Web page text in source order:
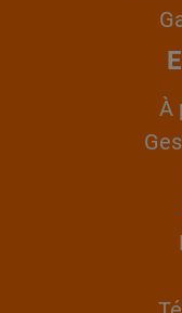
À